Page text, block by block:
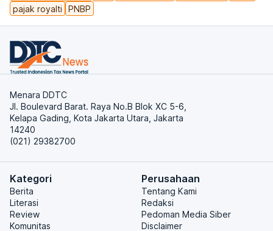
pajak royalti
PNBP
Menara DDTC
Jl. Boulevard Barat. Raya No.B Blok XC 5-6,
Kelapa Gading, Kota Jakarta Utara, Jakarta
14240
(021) 29382700
Kategori
Berita
Literasi
Review
Komunitas
Perusahaan
Tentang Kami
Redaksi
Pedoman Media Siber
Disclaimer